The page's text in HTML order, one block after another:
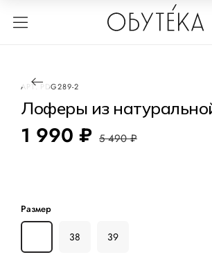
АРТ. PDG289-2
Лоферы из
1 990 ₽ 5 490 ₽
Размер
38 39